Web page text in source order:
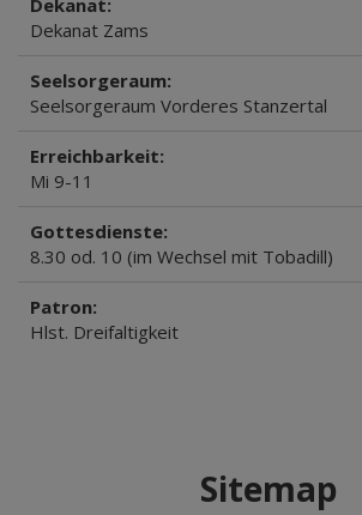
Dekanat:
Dekanat Zams
Seelsorgeraum:
Seelsorgeraum Vorderes Stanzertal
Erreichbarkeit:
Mi 9-11
Gottesdienste:
8.30 od. 10 (im Wechsel mit Tobadill)
Patron:
Hlst. Dreifaltigkeit
Sitemap